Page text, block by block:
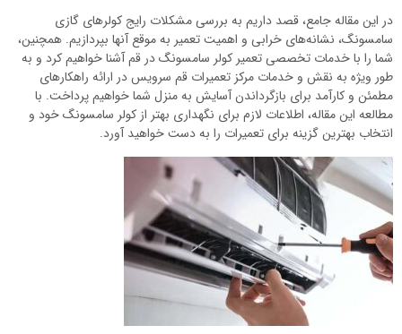
در این مقاله جامع، قصد داریم به بررسی مشکلات رایج کولرهای گازی
سامسونگ، نشانه‌های خرابی و اهمیت تعمیر به موقع آنها بپردازیم. همچنین،
شما را با خدمات تخصصی تعمیر کولر سامسونگ در قم آشنا خواهیم کرد و به
طور ویژه به نقش و خدمات مرکز تعمیرات قم سرویس در ارائه راهکارهای
مطمئن و کارآمد برای بازگرداندن آسایش به منزل شما خواهیم پرداخت. با
مطالعه این مقاله، اطلاعات لازم برای نگهداری بهتر از کولر سامسونگ خود و
انتخاب بهترین گزینه برای تعمیرات را به دست خواهید آورد.